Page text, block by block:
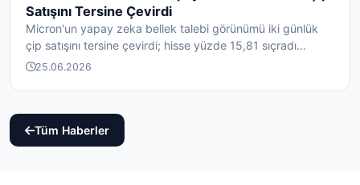
Satışını Tersine Çevirdi
Micron'un yapay zeka bellek talebi görünümü iki günlük
çip satışını tersine çevirdi; hisse yüzde 15,81 sıçradı...
25.06.2026
Tüm Haberler